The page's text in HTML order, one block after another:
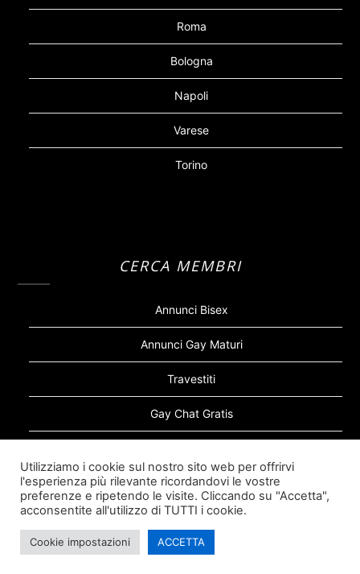
Roma
Bologna
Napoli
Varese
Torino
CERCA MEMBRI
Annunci Bisex
Annunci Gay Maturi
Travestiti
Gay Chat Gratis
Sugar Daddy Gay
©2026 Siti Incontri Gay
Utilizziamo i cookie sul nostro sito web per offrirvi
l'esperienza più rilevante ricordandovi le vostre
preferenze e ripetendo le visite. Cliccando su "Accetta",
acconsentite all'utilizzo di TUTTI i cookie.
Cookie impostazioni ACCETTA